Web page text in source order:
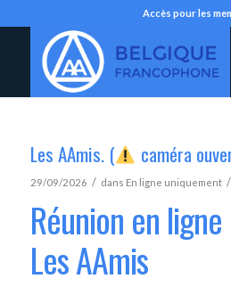
Accès pour les
Les AAmis. ( caméra
29/09/2026 / dans En ligne uniquement /
Réunion en
Les AAmis